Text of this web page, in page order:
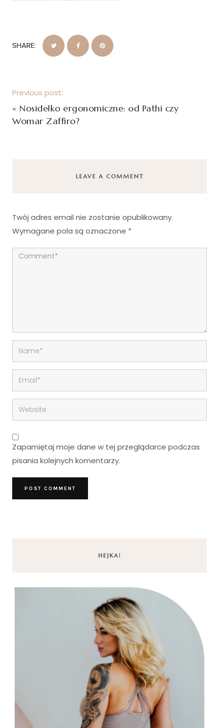
SHARE:
Previous post:
« Nosidełko ergonomiczne: od Pathi czy
Womar Zaffiro?
LEAVE A COMMENT
Twój adres email nie zostanie opublikowany.
Wymagane pola są oznaczone *
Zapamiętaj moje dane w tej przeglądarce podczas
pisania kolejnych komentarzy.
HEJKA!